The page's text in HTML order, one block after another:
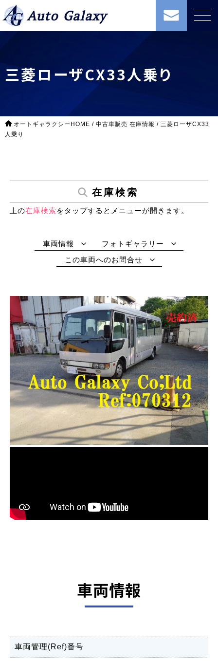
Auto Galaxy
三菱ローザCX33人乗り
オートギャラクシーHOME / 中古車販売 在庫情報 / 三菱ローザCX33
人乗り
在庫検索
上の在庫検索をタップするとメニューが開きます。
車両情報
フォトギャラリー
この車両へのお問合せ
車両情報
車両管理(Ref)番号